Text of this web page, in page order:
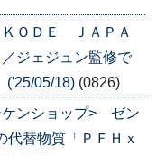
ＯＤＥ ＪＡＰＡ
ジェジュン監修で
('25/05/18) (0826)
ンショップ> ゼン
替物質「ＰＦＨｘ